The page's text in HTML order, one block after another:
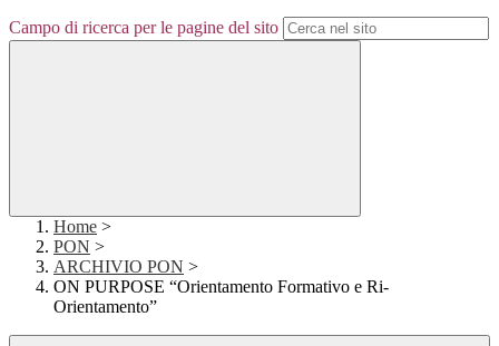
Campo di ricerca per le pagine del sito
Home >
PON >
ARCHIVIO PON >
ON PURPOSE “Orientamento Formativo e Ri-
Orientamento”